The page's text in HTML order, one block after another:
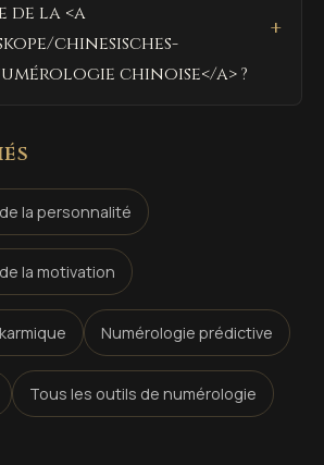
de la <a
chinesisches-
chinoise</a> ?
la personnalité
la motivation
Numérologie prédictive
Tous les outils de numérologie